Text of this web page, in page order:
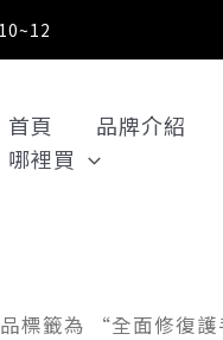
首頁 品牌介紹
哪裡買
標籤為 “全面修復護